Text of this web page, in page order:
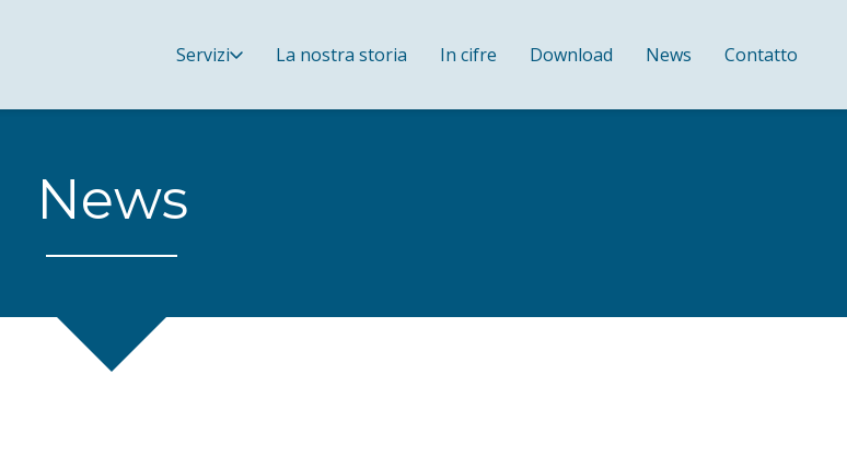
Servizi La nostra storia In cifre Download News Contatto
News